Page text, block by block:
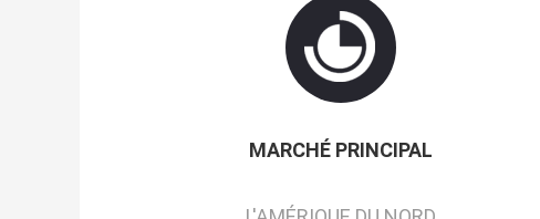
MARCHÉ PRINCIPAL